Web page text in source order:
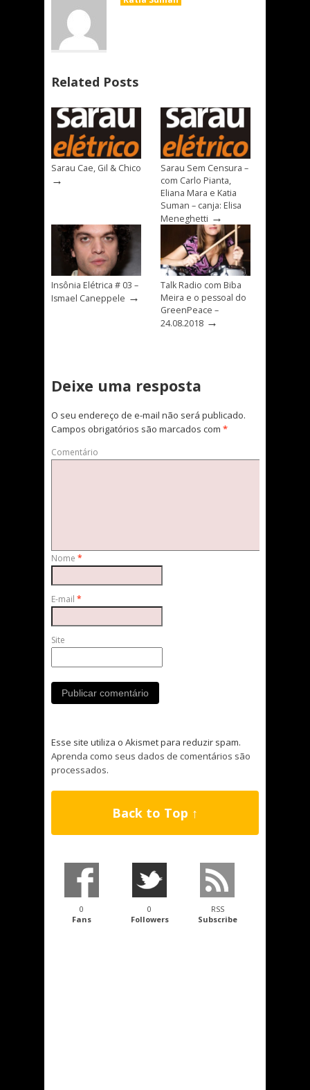
Related Posts
Sarau Cae, Gil & Chico
→
Sarau Sem Censura –
com Carlo Pianta,
Eliana Mara e Katia
Suman – canja: Elisa
Meneghetti →
Insônia Elétrica # 03 –
Ismael Caneppele →
Talk Radio com Biba
Meira e o pessoal do
GreenPeace –
24.08.2018 →
Deixe uma resposta
O seu endereço de e-mail não será publicado.
Campos obrigatórios são marcados com *
Comentário
Nome *
E-mail *
Site
Esse site utiliza o Akismet para reduzir spam.
Aprenda como seus dados de comentários são
processados.
Back to Top ↑
0
Fans
0
Followers
RSS
Subscribe